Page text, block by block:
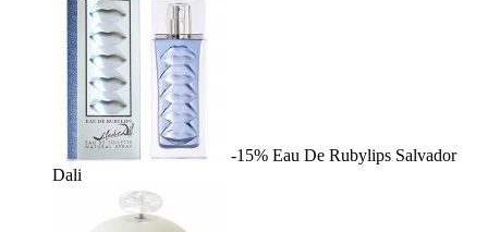
-15% Eau De Rubylips Salvador
Dali